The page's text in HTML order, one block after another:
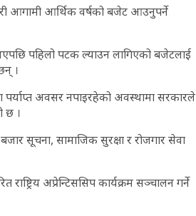
आगामी आर्थिक वर्षको बजेट आउनुपर्ने
भएपछि पहिलो पटक ल्याउन लागिएको बजेटलाई
।
पर्याप्त अवसर नपाइरहेको अवस्थामा सरकारले
छ ।
बजार सूचना, सामाजिक सुरक्षा र रोजगार सेवा
अप्रेन्टिससिप कार्यक्रम सञ्चालन गर्ने